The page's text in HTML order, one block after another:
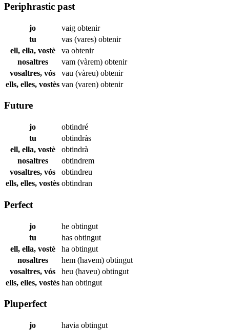
Periphrastic past
jo vaig obtenir
tu
vas (vares) obtenir
ell, ella, vostè
va obtenir
nosaltres
vam (vàrem) obtenir
vosaltres, vós
vau (vàreu) obtenir
ells, elles, vostès van (varen) obtenir
Future
jo
obtindré
tu
obtindràs
ell, ella, vostè
obtindrà
nosaltres
obtindrem
vosaltres, vós
obtindreu
ells, elles, vostès obtindran
Perfect
jo he obtingut
tu
has obtingut
ell, ella, vostè
ha obtingut
nosaltres
hem (havem) obtingut
vosaltres, vós
heu (haveu) obtingut
ells, elles, vostès han obtingut
Pluperfect
jo havia obtingut